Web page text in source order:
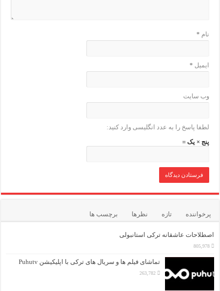
نام *
ایمیل *
وب‌ سایت
لطفا پاسخ را به عدد انگلیسی وارد کنید:
پنج × یک =
پرخواننده تازه نظرها برچسب ها
اصطلاحات عاشقانه ترکی استانبولی
805,978
تماشای فیلم ها و سریال های ترکی با اپلیکیشن Puhutv
263,782